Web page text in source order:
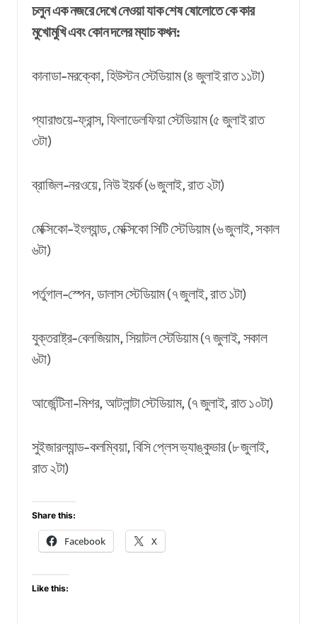
চলুন এক নজরে দেখে নেওয়া যাক শেষ ষোলোতে কে কার
মুখোমুখি এবং কোন দলের ম্যাচ কখন:
কানাডা-মরক্কো, হিউস্টন স্টেডিয়াম (৪ জুলাই রাত ১১টা)
প্যারাগুয়ে-ফ্রান্স, ফিলাডেলফিয়া স্টেডিয়াম (৫ জুলাই রাত
৩টা)
ব্রাজিল-নরওয়ে, নিউ ইয়র্ক (৬ জুলাই, রাত ২টা)
মেক্সিকো-ইংল্যান্ড, মেক্সিকো সিটি স্টেডিয়াম (৬ জুলাই, সকাল
৬টা)
পর্তুগাল-স্পেন, ডালাস স্টেডিয়াম (৭ জুলাই, রাত ১টা)
যুক্তরাষ্ট্র-বেলজিয়াম, সিয়াটল স্টেডিয়াম (৭ জুলাই, সকাল
৬টা)
আর্জেন্টিনা-মিশর, আটলান্টা স্টেডিয়াম, (৭ জুলাই, রাত ১০টা)
সুইজারল্যান্ড-কলম্বিয়া, বিসি প্লেস ভ্যাঙ্কুভার (৮ জুলাই,
রাত ২টা)
Share this:
Facebook X
Like this: